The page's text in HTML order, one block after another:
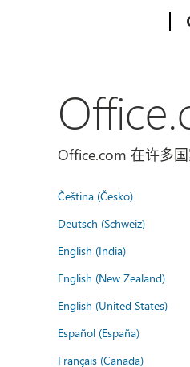
Office.com 在许多
Čeština (Česko)
Deutsch (Schweiz)
English (India)
English (New Zealand)
English (United States)
Español (España)
Français (Canada)